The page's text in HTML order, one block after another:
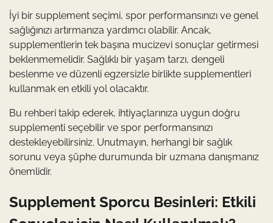
İyi bir supplement seçimi, spor performansınızı ve genel
sağlığınızı artırmanıza yardımcı olabilir. Ancak,
supplementlerin tek başına mucizevi sonuçlar getirmesi
beklenmemelidir. Sağlıklı bir yaşam tarzı, dengeli
beslenme ve düzenli egzersizle birlikte supplementleri
kullanmak en etkili yol olacaktır.
Bu rehberi takip ederek, ihtiyaçlarınıza uygun doğru
supplementi seçebilir ve spor performansınızı
destekleyebilirsiniz. Unutmayın, herhangi bir sağlık
sorunu veya şüphe durumunda bir uzmana danışmanız
önemlidir.
Supplement Sporcu Besinleri: Etkili